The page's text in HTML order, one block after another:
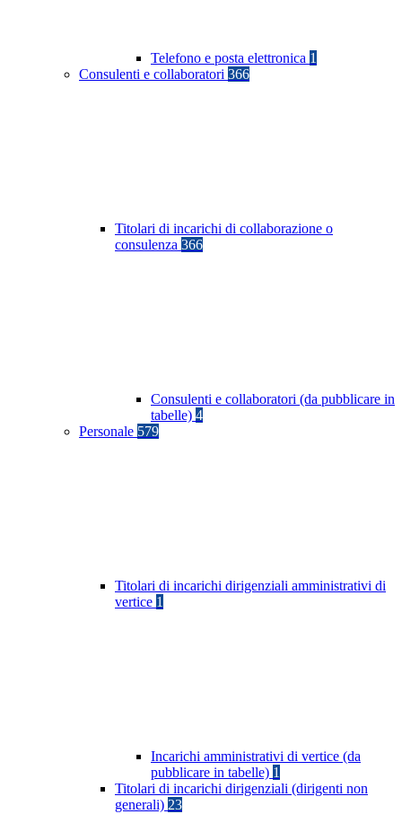
Telefono e posta elettronica 1
Consulenti e collaboratori 366
Titolari di incarichi di collaborazione o
consulenza 366
Consulenti e collaboratori (da pubblicare in
tabelle) 4
Personale 579
Titolari di incarichi dirigenziali amministrativi di
vertice 1
Incarichi amministrativi di vertice (da
pubblicare in tabelle) 1
Titolari di incarichi dirigenziali (dirigenti non
generali) 23